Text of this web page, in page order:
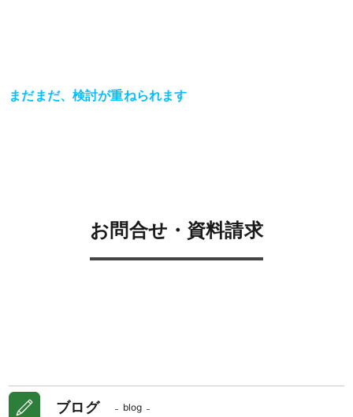
まだまだ、検討が重ねられます
お問合せ・資料請求
ブログ blog